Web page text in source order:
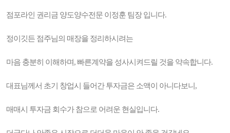
점포라인 권리금 양도양수전문 이정훈 팀장 입니다.
정이깃든 점주님의 매장을 정리하시려는
마음 충분히 이해하며, 빠른계약을 성사시켜드릴 것을 약속합니다.
대표님께서 초기 창업시 들어간 투자금은 소액이 아니다보니,
매매시 투자금 회수가 참으로 어려운 현실입니다.